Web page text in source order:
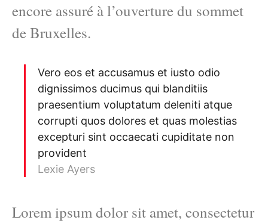
encore assuré à l’ouverture du sommet
de Bruxelles.
Vero eos et accusamus et iusto odio
dignissimos ducimus qui blanditiis
praesentium voluptatum deleniti atque
corrupti quos dolores et quas molestias
excepturi sint occaecati cupiditate non
provident
Lexie Ayers
Lorem ipsum dolor sit amet, consectetur